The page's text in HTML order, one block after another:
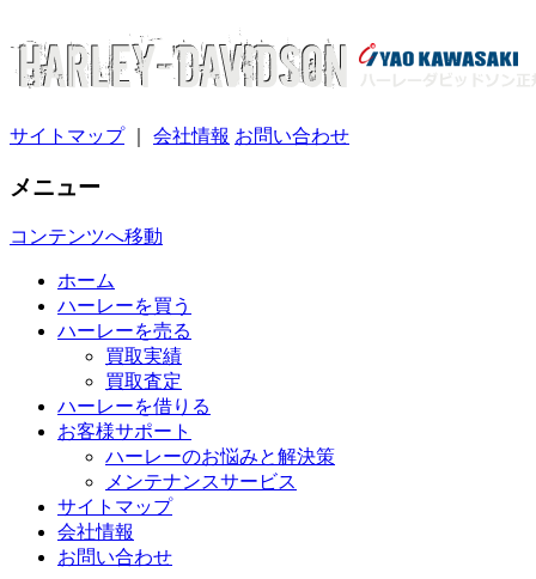
サイトマップ｜ 会社情報 お問い合わせ
メニュー
コンテンツへ移動
ホーム
ハーレーを買う
ハーレーを売る
買取実績
買取査定
ハーレーを借りる
お客様サポート
ハーレーのお悩みと解決策
メンテナンスサービス
サイトマップ
会社情報
お問い合わせ